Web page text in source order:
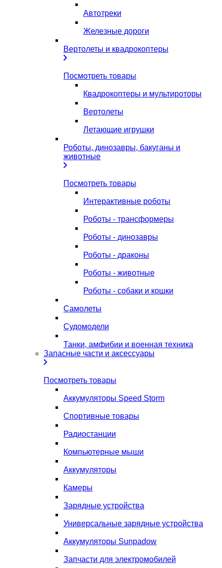
Автотреки
Железные дороги
Вертолеты и квадрокоптеры
Посмотреть товары
Квадрокоптеры и мультироторы
Вертолеты
Летающие игрушки
Роботы, динозавры, бакуганы и
животные
Посмотреть товары
Интерактивные роботы
Роботы - трансформеры
Роботы - динозавры
Роботы - драконы
Роботы - животные
Роботы - собаки и кошки
Самолеты
Судомодели
Танки, амфибии и военная техника
Запасные части и аксессуары
Посмотреть товары
Аккумуляторы Speed Storm
Спортивные товары
Радиостанции
Компьютерные мыши
Аккумуляторы
Камеры
Зарядные устройства
Универсальные зарядные устройства
Аккумуляторы Sunpadow
Запчасти для электромобилей